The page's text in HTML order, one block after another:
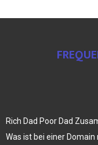
Rich Dad Poor Dad
Was ist bei einer